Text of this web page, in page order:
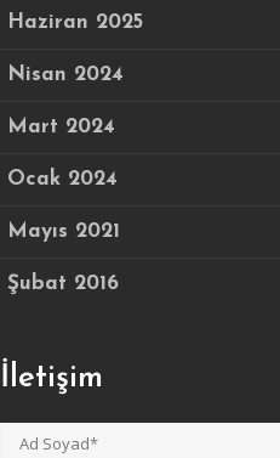
Haziran 2025
Nisan 2024
Mart 2024
Ocak 2024
Mayıs 2021
Şubat 2016
İletişim